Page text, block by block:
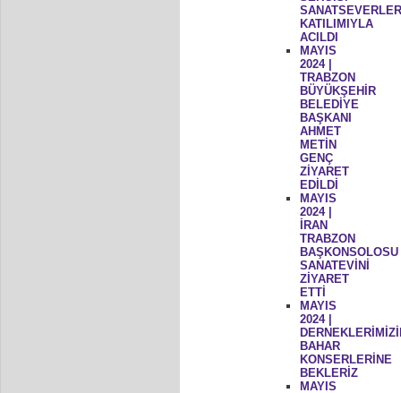
KATILIMIYLA
ACILDI
MAYIS
2024 |
TRABZON
BÜYÜKŞEHİR
BELEDİYE
BAŞKANI
AHMET
METİN
GENÇ
ZİYARET
EDİLDİ
MAYIS
2024 |
İRAN
TRABZON
BAŞKONSOLOSU
SANATEVİNİ
ZİYARET
ETTİ
MAYIS
2024 |
BAHAR
KONSERLERİNE
BEKLERİZ
MAYIS